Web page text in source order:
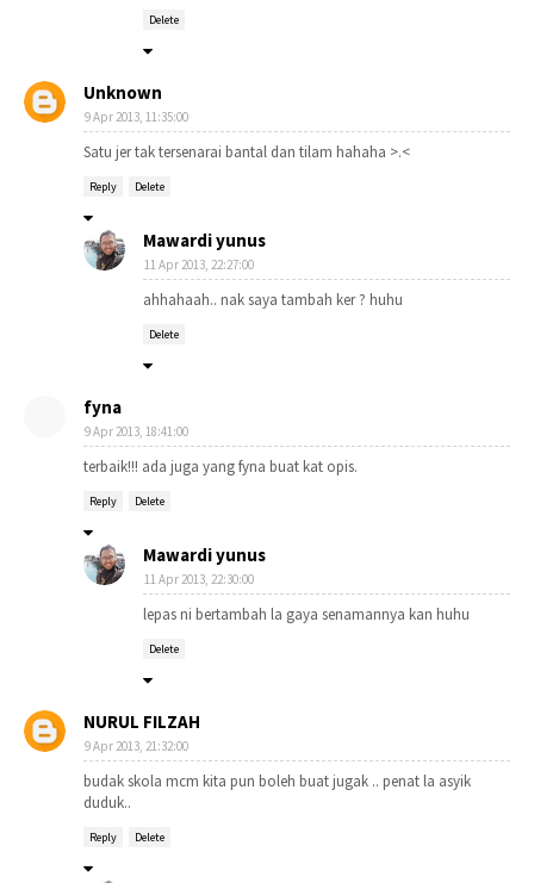
Delete
Unknown
9 Apr 2013, 11:35:00
Satu jer tak tersenarai bantal dan tilam hahaha >.<
Reply Delete
Mawardi yunus
11 Apr 2013, 22:27:00
ahhahaah.. nak saya tambah ker ? huhu
Delete
fyna
9 Apr 2013, 18:41:00
terbaik!!! ada juga yang fyna buat kat opis.
Reply Delete
Mawardi yunus
11 Apr 2013, 22:30:00
lepas ni bertambah la gaya senamannya kan huhu
Delete
NURUL FILZAH
9 Apr 2013, 21:32:00
budak skola mcm kita pun boleh buat jugak .. penat la asyik
duduk..
Reply Delete